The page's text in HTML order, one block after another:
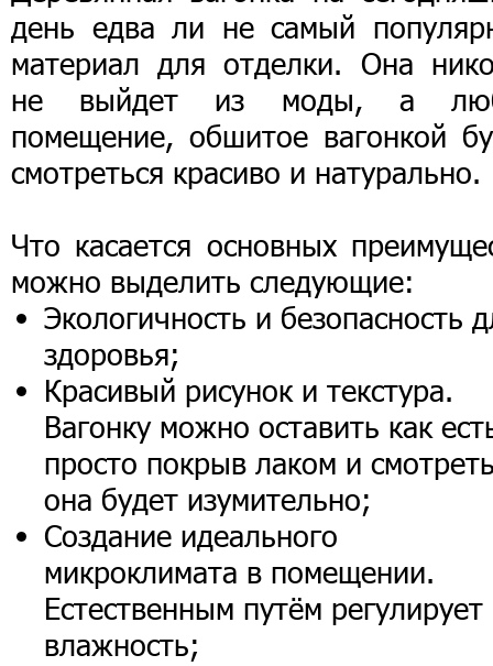
день едва ли не самый
материал для отделки. Она
не выйдет из моды, а
помещение, обшитое вагонкой
смотреться красиво и натурально.
Что касается основных
можно выделить следующие:
Экологичность и безопасность
здоровья;
Красивый рисунок и текстура.
Вагонку можно оставить как
просто покрыв лаком и
она будет изумительно;
Создание идеального
микроклимата в помещении.
Естественным путём регулирует
влажность;